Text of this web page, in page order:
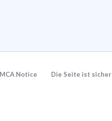
Notice Die Seite ist sicher